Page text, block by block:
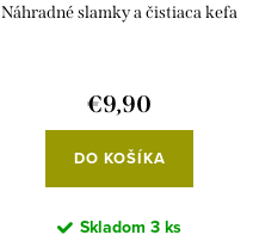
Náhradné slamky a čistiaca kefa
€9,90
DO KOŠÍKA
Skladom 3 ks